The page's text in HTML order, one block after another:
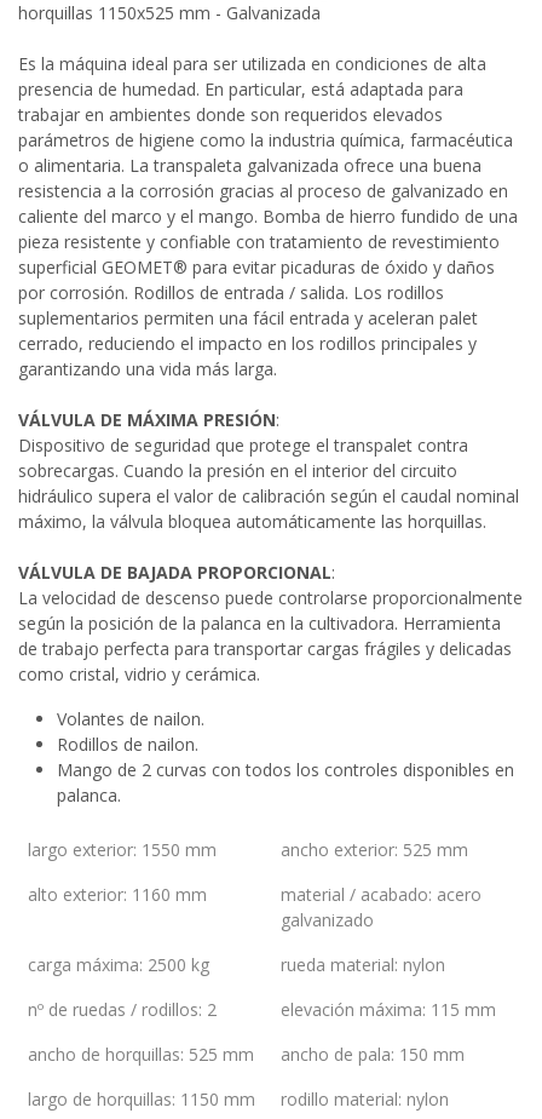
horquillas 1150x525 mm - Galvanizada
Es la máquina ideal para ser utilizada en condiciones de alta
presencia de humedad. En particular, está adaptada para
trabajar en ambientes donde son requeridos elevados
parámetros de higiene como la industria química, farmacéutica
o alimentaria. La transpaleta galvanizada ofrece una buena
resistencia a la corrosión gracias al proceso de galvanizado en
caliente del marco y el mango. Bomba de hierro fundido de una
pieza resistente y confiable con tratamiento de revestimiento
superficial GEOMET® para evitar picaduras de óxido y daños
por corrosión. Rodillos de entrada / salida. Los rodillos
suplementarios permiten una fácil entrada y aceleran palet
cerrado, reduciendo el impacto en los rodillos principales y
garantizando una vida más larga.
VÁLVULA DE MÁXIMA PRESIÓN:
Dispositivo de seguridad que protege el transpalet contra
sobrecargas. Cuando la presión en el interior del circuito
hidráulico supera el valor de calibración según el caudal nominal
máximo, la válvula bloquea automáticamente las horquillas.
VÁLVULA DE BAJADA PROPORCIONAL:
La velocidad de descenso puede controlarse proporcionalmente
según la posición de la palanca en la cultivadora. Herramienta
de trabajo perfecta para transportar cargas frágiles y delicadas
como cristal, vidrio y cerámica.
Volantes de nailon.
Rodillos de nailon.
Mango de 2 curvas con todos los controles disponibles en
palanca.
largo exterior: 1550 mm ancho exterior: 525 mm
alto exterior: 1160 mm material / acabado: acero
galvanizado
carga máxima: 2500 kg rueda material: nylon
nº de ruedas / rodillos: 2 elevación máxima: 115 mm
ancho de horquillas: 525 mm ancho de pala: 150 mm
largo de horquillas: 1150 mm rodillo material: nylon